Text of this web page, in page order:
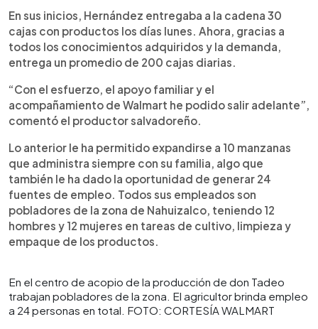
En sus inicios, Hernández entregaba a la cadena 30
cajas con productos los días lunes. Ahora, gracias a
todos los conocimientos adquiridos y la demanda,
entrega un promedio de 200 cajas diarias.
“Con el esfuerzo, el apoyo familiar y el
acompañamiento de Walmart he podido salir adelante”,
comentó el productor salvadoreño.
Lo anterior le ha permitido expandirse a 10 manzanas
que administra siempre con su familia, algo que
también le ha dado la oportunidad de generar 24
fuentes de empleo. Todos sus empleados son
pobladores de la zona de Nahuizalco, teniendo 12
hombres y 12 mujeres en tareas de cultivo, limpieza y
empaque de los productos.
En el centro de acopio de la producción de don Tadeo
trabajan pobladores de la zona. El agricultor brinda empleo
a 24 personas en total. FOTO: CORTESÍA WALMART